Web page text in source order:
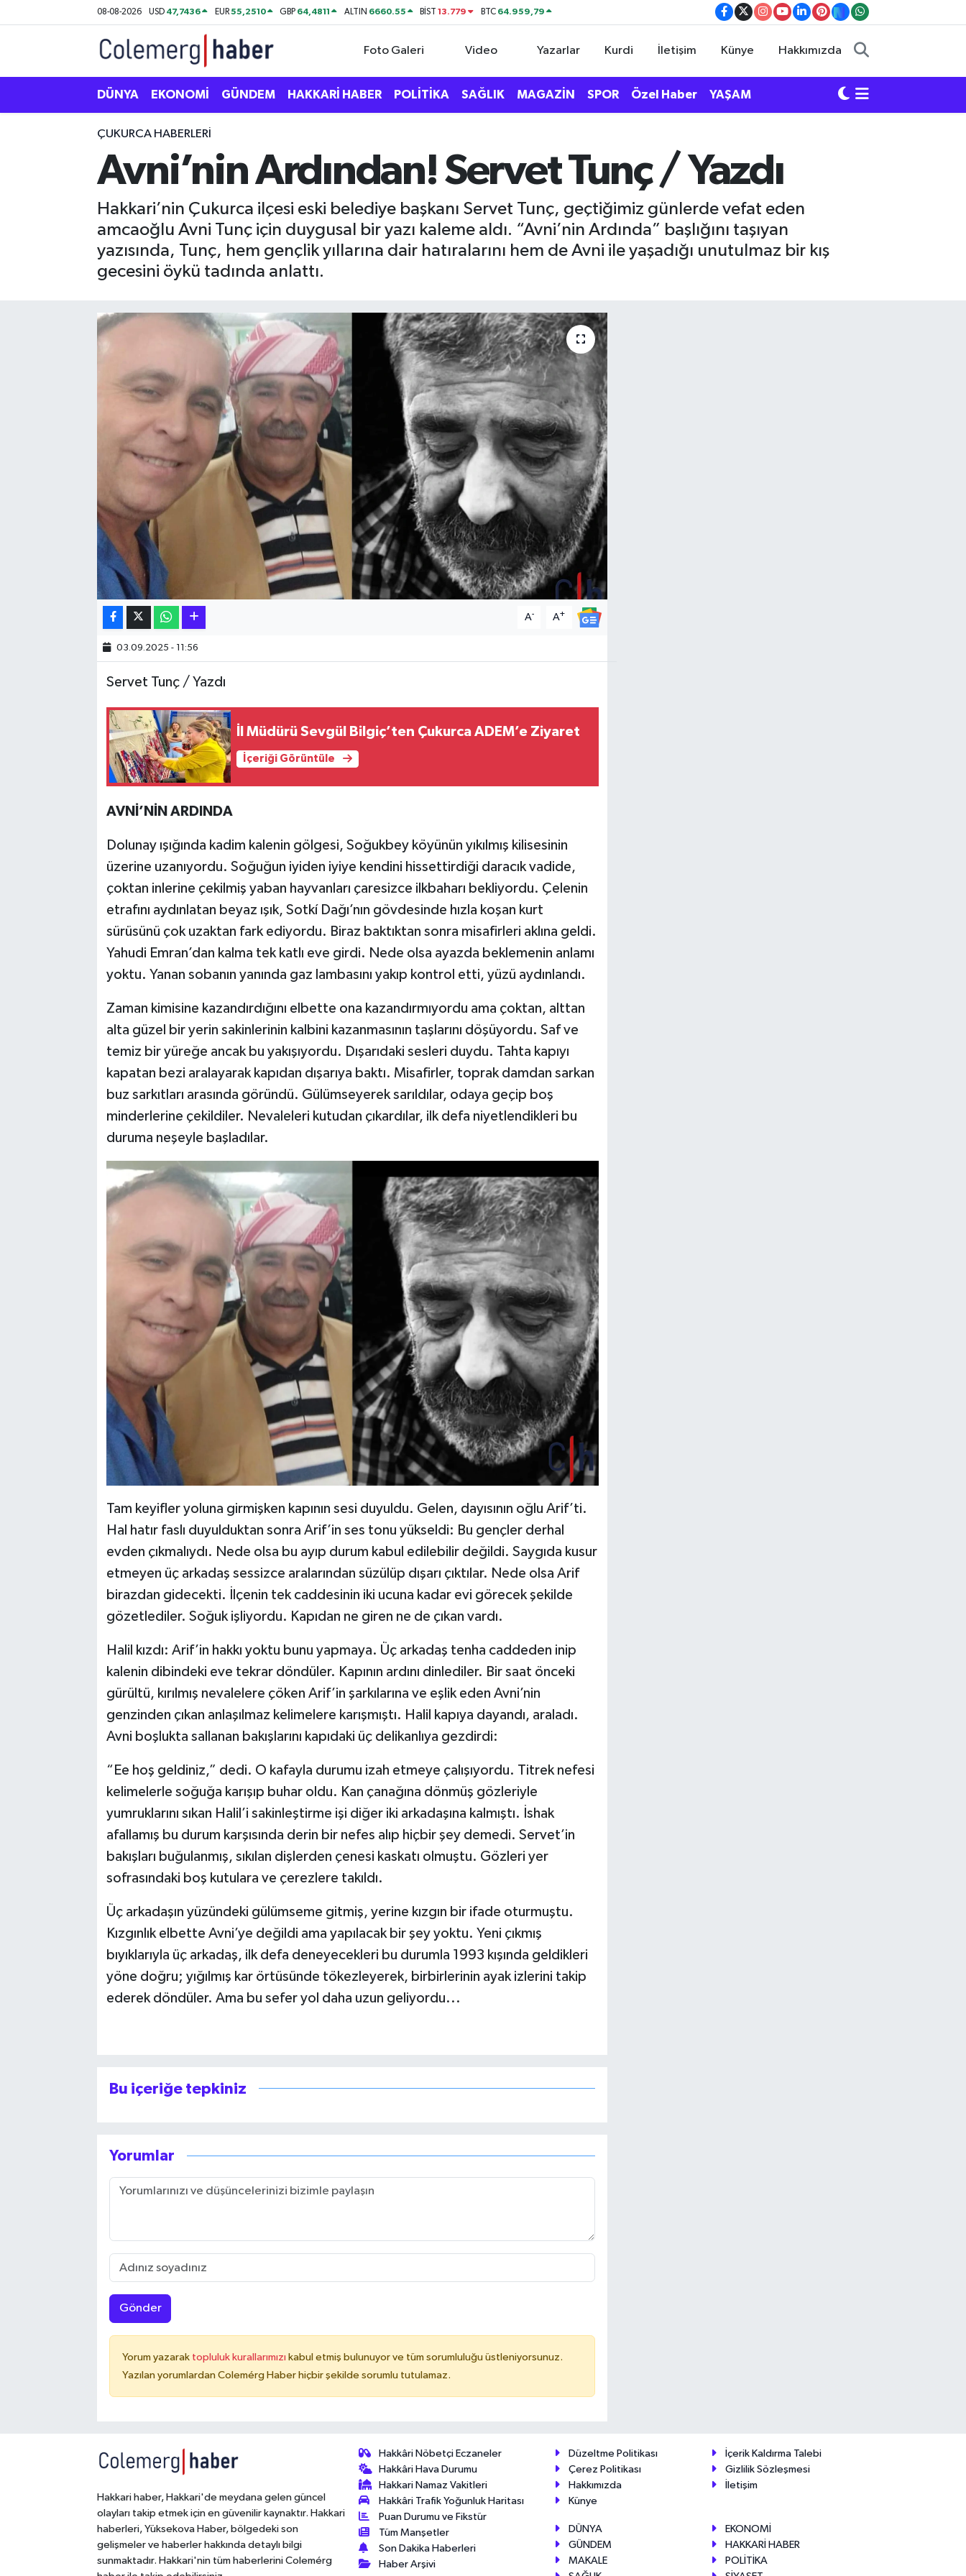
08-08-2026 USD 47,7436 EUR55,2510 GBP 64,4811 ALTIN 6660.55 BİST13.779 BTC 64.959,79
Foto Galeri Video Yazarlar Kurdi İletişim Künye Hakkımızda
DÜNYA EKONOMİ GÜNDEM HAKKARİ HABER POLİTİKA SAĞLIK MAGAZİN SPOR Özel Haber YAŞAM
ÇUKURCA HABERLERI
Avni’nin Ardından! Servet Tunç / Yazdı
Hakkari’nin Çukurca ilçesi eski belediye başkanı Servet Tunç, geçtiğimiz günlerde vefat eden
amcaoğlu Avni Tunç için duygusal bir yazı kaleme aldı. “Avni’nin Ardında” başlığını taşıyan
yazısında, Tunç, hem gençlik yıllarına dair hatıralarını hem de Avni ile yaşadığı unutulmaz bir kış
gecesini öykü tadında anlattı.
A- A+
03.09.2025 - 11:56
Servet Tunç / Yazdı
İl Müdürü Sevgül Bilgiç’ten Çukurca ADEM’e Ziyaret
İçeriği Görüntüle
AVNİ’NİN ARDINDA
Dolunay ışığında kadim kalenin gölgesi, Soğukbey köyünün yıkılmış kilisesinin
üzerine uzanıyordu. Soğuğun iyiden iyiye kendini hissettirdiği daracık vadide,
çoktan inlerine çekilmiş yaban hayvanları çaresizce ilkbaharı bekliyordu. Çelenin
etrafını aydınlatan beyaz ışık, Sotkí Dağı’nın gövdesinde hızla koşan kurt
sürüsünü çok uzaktan fark ediyordu. Biraz baktıktan sonra misafirleri aklına geldi.
Yahudi Emran’dan kalma tek katlı eve girdi. Nede olsa ayazda beklemenin anlamı
yoktu. Yanan sobanın yanında gaz lambasını yakıp kontrol etti, yüzü aydınlandı.
Zaman kimisine kazandırdığını elbette ona kazandırmıyordu ama çoktan, alttan
alta güzel bir yerin sakinlerinin kalbini kazanmasının taşlarını döşüyordu. Saf ve
temiz bir yüreğe ancak bu yakışıyordu. Dışarıdaki sesleri duydu. Tahta kapıyı
kapatan bezi aralayarak kapıdan dışarıya baktı. Misafirler, toprak damdan sarkan
buz sarkıtları arasında göründü. Gülümseyerek sarıldılar, odaya geçip boş
minderlerine çekildiler. Nevaleleri kutudan çıkardılar, ilk defa niyetlendikleri bu
duruma neşeyle başladılar.
Tam keyifler yoluna girmişken kapının sesi duyuldu. Gelen, dayısının oğlu Arif’ti.
Hal hatır faslı duyulduktan sonra Arif’in ses tonu yükseldi: Bu gençler derhal
evden çıkmalıydı. Nede olsa bu ayıp durum kabul edilebilir değildi. Saygıda kusur
etmeyen üç arkadaş sessizce aralarından süzülüp dışarı çıktılar. Nede olsa Arif
birazdan gidecekti. İlçenin tek caddesinin iki ucuna kadar evi görecek şekilde
gözetlediler. Soğuk işliyordu. Kapıdan ne giren ne de çıkan vardı.
Halil kızdı: Arif’in hakkı yoktu bunu yapmaya. Üç arkadaş tenha caddeden inip
kalenin dibindeki eve tekrar döndüler. Kapının ardını dinlediler. Bir saat önceki
gürültü, kırılmış nevalelere çöken Arif’in şarkılarına ve eşlik eden Avni’nin
genzinden çıkan anlaşılmaz kelimelere karışmıştı. Halil kapıya dayandı, araladı.
Avni boşlukta sallanan bakışlarını kapıdaki üç delikanlıya gezdirdi:
“Ee hoş geldiniz,” dedi. O kafayla durumu izah etmeye çalışıyordu. Titrek nefesi
kelimelerle soğuğa karışıp buhar oldu. Kan çanağına dönmüş gözleriyle
yumruklarını sıkan Halil’i sakinleştirme işi diğer iki arkadaşına kalmıştı. İshak
afallamış bu durum karşısında derin bir nefes alıp hiçbir şey demedi. Servet’in
bakışları buğulanmış, sıkılan dişlerden çenesi kaskatı olmuştu. Gözleri yer
sofrasındaki boş kutulara ve çerezlere takıldı.
Üç arkadaşın yüzündeki gülümseme gitmiş, yerine kızgın bir ifade oturmuştu.
Kızgınlık elbette Avni’ye değildi ama yapılacak bir şey yoktu. Yeni çıkmış
bıyıklarıyla üç arkadaş, ilk defa deneyecekleri bu durumla 1993 kışında geldikleri
yöne doğru; yığılmış kar örtüsünde tökezleyerek, birbirlerinin ayak izlerini takip
ederek döndüler. Ama bu sefer yol daha uzun geliyordu...
Bu içeriğe tepkiniz
Yorumlar
Gönder
Yorum yazarak topluluk kurallarımızı kabul etmiş bulunuyor ve tüm sorumluluğu üstleniyorsunuz.
Yazılan yorumlardan Colemérg Haber hiçbir şekilde sorumlu tutulamaz.
Hakkari haber, Hakkari'de meydana gelen güncel
olayları takip etmek için en güvenilir kaynaktır. Hakkari
haberleri, Yüksekova Haber, bölgedeki son
gelişmeler ve haberler hakkında detaylı bilgi
sunmaktadır. Hakkari'nin tüm haberlerini Colemérg
Hakkâri Nöbetçi Eczaneler
Hakkâri Hava Durumu
Hakkari Namaz Vakitleri
Hakkâri Trafik Yoğunluk Haritası
Puan Durumu ve Fikstür
Tüm Manşetler
Son Dakika Haberleri
Haber Arşivi
Düzeltme Politikası
İçerik Kaldırma Talebi
Çerez Politikası
Gizlilik Sözleşmesi
Hakkımızda
İletişim
Künye
DÜNYA
EKONOMİ
GÜNDEM
HAKKARİ HABER
MAKALE
POLİTİKA
EKONOMİ
İLGİNÇ HABERLER
KÜLTÜR SANAT
Hakkâri Nöbetçi Eczaneler
Hakkâri Hava Durumu
Hakkari Namaz Vakitleri
Hakkâri Trafik Yoğunluk Haritası
Süper Lig Puan Durumu ve Fikstür
Tüm Manşetler
Son Dakika Haberleri
Haber Arşivi